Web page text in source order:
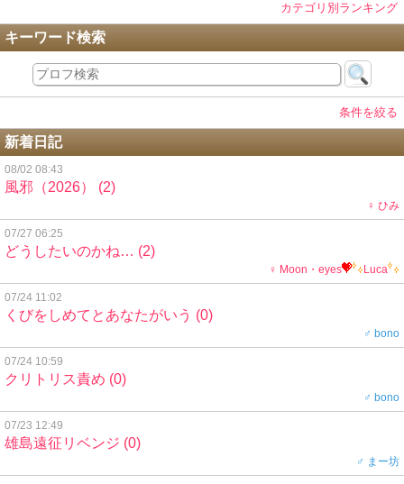
カテゴリ別ランキング
キーワード検索
条件を絞る
新着日記
08/02 08:43
風邪（2026） (2)
♀ ひみ
07/27 06:25
どうしたいのかね… (2)
♀ Moon・eyes Luca
07/24 11:02
くびをしめてとあなたがいう (0)
♂ bono
07/24 10:59
クリトリス責め (0)
♂ bono
07/23 12:49
雄島遠征リベンジ (0)
♂ まー坊